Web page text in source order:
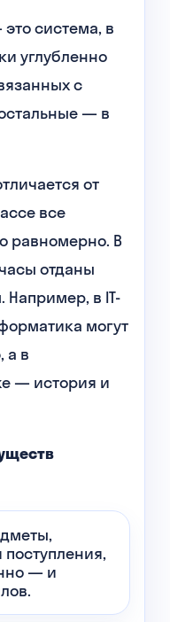
система, в
углубленно
с
— в
от
все
равномерно. В
отданы
в IT-
могут
а в
— история и
— и